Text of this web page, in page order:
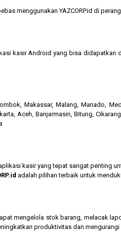
menggunakan YAZCORP.id di
kasir Android yang bisa
Makassar, Malang, Manado,
Aceh, Banjarmasin, Bitung,
kasir yang tepat sangat penting
adalah pilihan terbaik untuk
mengelola stok barang, melacak
produktivitas dan